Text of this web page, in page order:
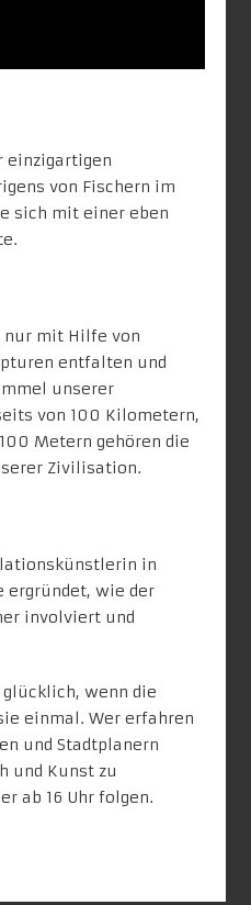
einzigartigen
von Fischern im
sich mit einer eben
nur mit Hilfe von
entfalten und
unserer
von 100 Kilometern,
Metern gehören die
Zivilisation.
in
ergründet, wie der
involviert und
wenn die
einmal. Wer erfahren
und Stadtplanern
und Kunst zu
ab 16 Uhr folgen.